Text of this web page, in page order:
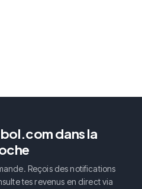
dans la
Reçois des notifications
tes revenus en direct via